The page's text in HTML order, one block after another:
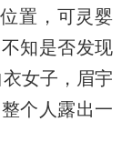
置，可灵婴
知是否发现
女子，眉宇
个人露出一